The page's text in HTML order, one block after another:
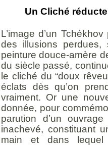
Un Cliché
L’image d’un
des illusions perdues,
peinture douce-amère
du siècle passé,
le cliché du “doux
éclats dès qu’on
vraiment. Or une
donnée, pour
parution d’un
inachevé, constituant
main et dans lequel